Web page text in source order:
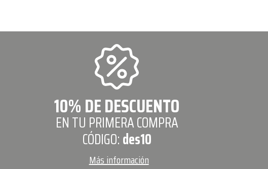
10% DE DESCUENTO
EN TU PRIMERA COMPRA
CÓDIGO:des10
Más información